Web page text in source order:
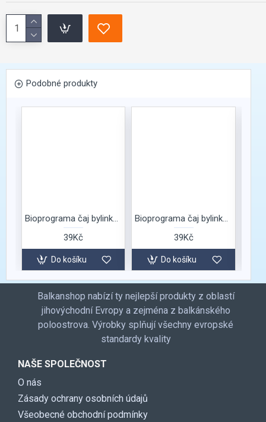
Podobné produkty
Bioprograma čaj bylinkový alpinist
39Kč
Do košíku
Bioprograma čaj bylinkový dobré ráno
39Kč
Do košíku
Balkanshop nabízí ty nejlepší produkty z oblastí
jihovýchodní Evropy a zejména z balkánského
poloostrova. Výrobky splňují všechny evropské
standardy kvality
NAŠE SPOLEČNOST
O nás
Zásady ochrany osobních údajů
Všeobecné obchodní podmínky